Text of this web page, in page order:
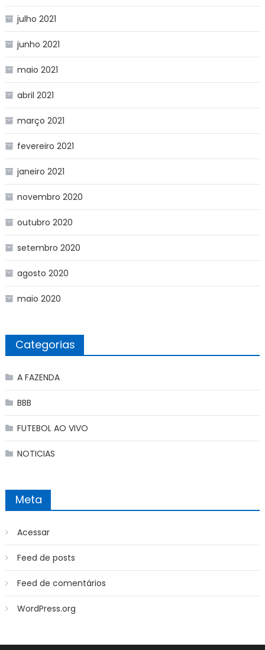
julho 2021
junho 2021
maio 2021
abril 2021
março 2021
fevereiro 2021
janeiro 2021
novembro 2020
outubro 2020
setembro 2020
agosto 2020
maio 2020
Categorias
A FAZENDA
BBB
FUTEBOL AO VIVO
NOTICIAS
Meta
Acessar
Feed de posts
Feed de comentários
WordPress.org